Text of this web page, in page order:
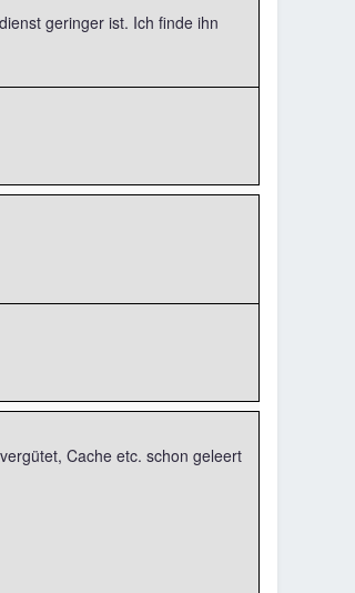
geringer ist. Ich finde ihn
Cache etc. schon geleert